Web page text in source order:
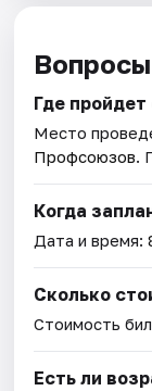
Где
Место
Профсоюзов.
Когда
Дата и время:
Сколько
Стоимость
Есть ли